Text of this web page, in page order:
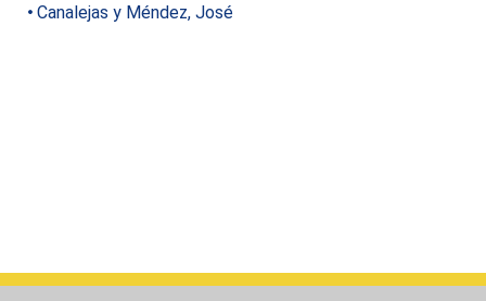
Canalejas y Méndez, José